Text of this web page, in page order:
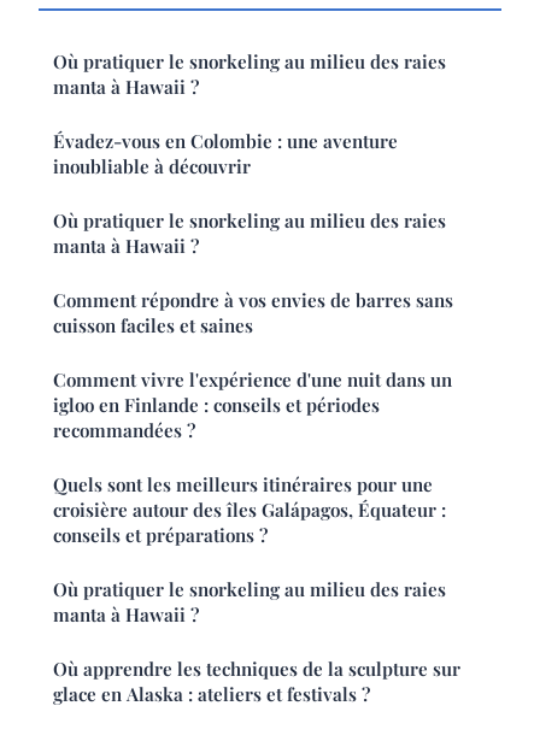
Où pratiquer le snorkeling au milieu des raies
manta à Hawaii ?
Évadez-vous en Colombie : une aventure
inoubliable à découvrir
Où pratiquer le snorkeling au milieu des raies
manta à Hawaii ?
Comment répondre à vos envies de barres sans
cuisson faciles et saines
Comment vivre l'expérience d'une nuit dans un
igloo en Finlande : conseils et périodes
recommandées ?
Quels sont les meilleurs itinéraires pour une
croisière autour des îles Galápagos, Équateur :
conseils et préparations ?
Où pratiquer le snorkeling au milieu des raies
manta à Hawaii ?
Où apprendre les techniques de la sculpture sur
glace en Alaska : ateliers et festivals ?